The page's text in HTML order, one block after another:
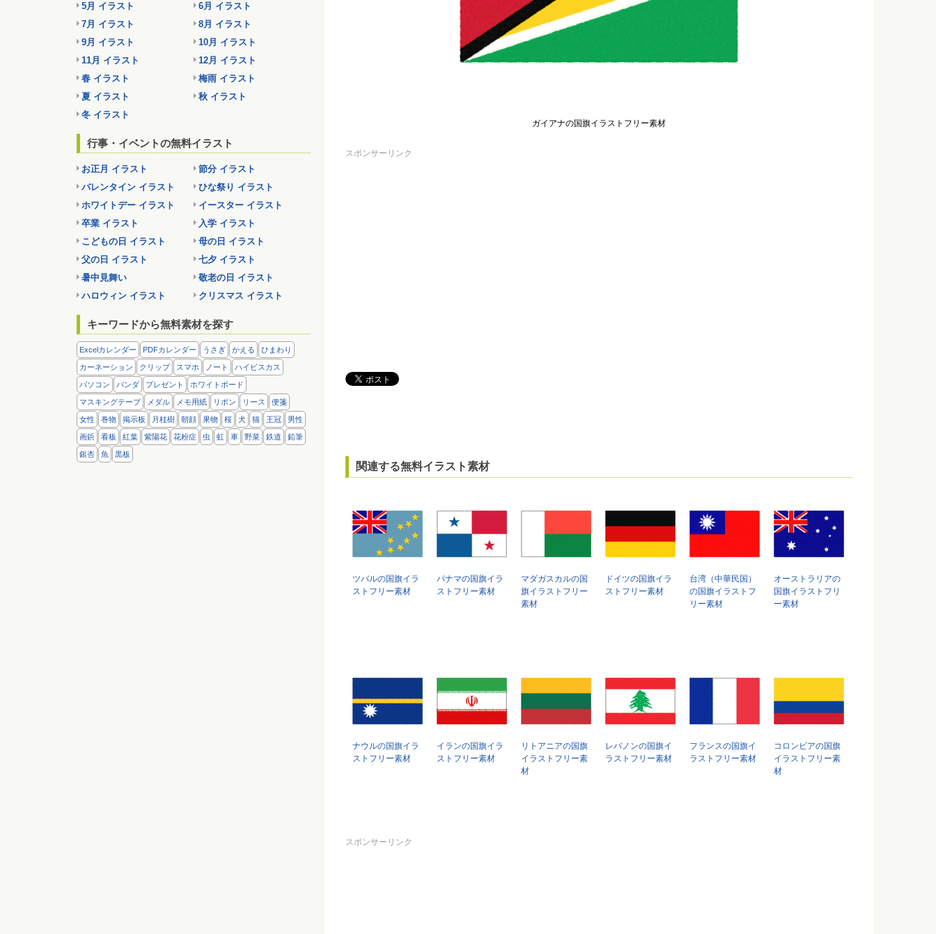
ガイアナの国旗イラストフリー素材
スポンサーリンク
関連する無料イラスト素材
ツバルの国旗イラ
ストフリー素材
パナマの国旗イラ
ストフリー素材
マダガスカルの国
旗イラストフリー
素材
ドイツの国旗イラ
ストフリー素材
台湾（中華民国）
の国旗イラストフ
リー素材
オーストラリアの
国旗イラストフリ
ー素材
ナウルの国旗イラ
ストフリー素材
イランの国旗イラ
ストフリー素材
リトアニアの国旗
イラストフリー素
材
レバノンの国旗イ
ラストフリー素材
フランスの国旗イ
ラストフリー素材
コロンビアの国旗
イラストフリー素
材
スポンサーリンク
5月 イラスト
6月 イラスト
7月 イラスト
8月 イラスト
9月 イラスト
10月 イラスト
11月 イラスト
12月 イラスト
春 イラスト
梅雨 イラスト
夏 イラスト
秋 イラスト
冬 イラスト
行事・イベントの無料イラスト
お正月 イラスト
節分 イラスト
バレンタイン イラスト
ひな祭り イラスト
ホワイトデー イラスト
イースター イラスト
卒業 イラスト
入学 イラスト
こどもの日 イラスト
母の日 イラスト
父の日 イラスト
七夕 イラスト
暑中見舞い
敬老の日 イラスト
ハロウィン イラスト
クリスマス イラスト
キーワードから無料素材を探す
Excelカレンダー PDFカレンダー うさぎ かえる ひまわり
カーネーション クリップ スマホ ノート ハイビスカス
パソコン パンダ プレゼント ホワイトボード
マスキングテープ メダル メモ用紙 リボン リース 便箋
女性 巻物 掲示板 月桂樹 朝顔 果物 桜 犬 猫 王冠 男性
画鋲 看板 紅葉 紫陽花 花粉症 虫 虹 車 野菜 鉄道 鉛筆
銀杏 魚 黒板